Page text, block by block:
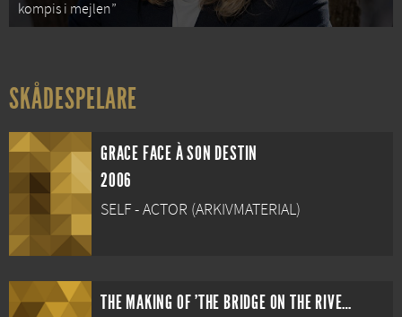
kompis i mejlen”
SKÅDESPELARE
GRACE FACE À SON DESTIN
2006
SELF - ACTOR (ARKIVMATERIAL)
THE MAKING OF 'THE BRIDGE ON THE RIVER KWAI'